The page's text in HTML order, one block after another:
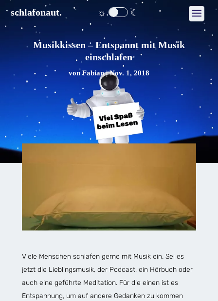
schlafonaut. ☼ ☾
Musikkissen – Entspannt mit Musik
einschlafen
von Fabian|Nov. 1, 2018
Viele Menschen schlafen gerne mit Musik ein. Sei es
jetzt die Lieblingsmusik, der Podcast, ein Hörbuch oder
auch eine geführte Meditation. Für die einen ist es
Entspannung, um auf andere Gedanken zu kommen